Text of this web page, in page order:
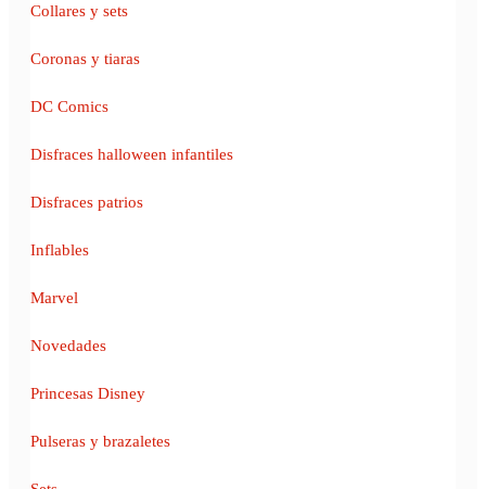
Collares y sets
Coronas y tiaras
DC Comics
Disfraces halloween infantiles
Disfraces patrios
Inflables
Marvel
Novedades
Princesas Disney
Pulseras y brazaletes